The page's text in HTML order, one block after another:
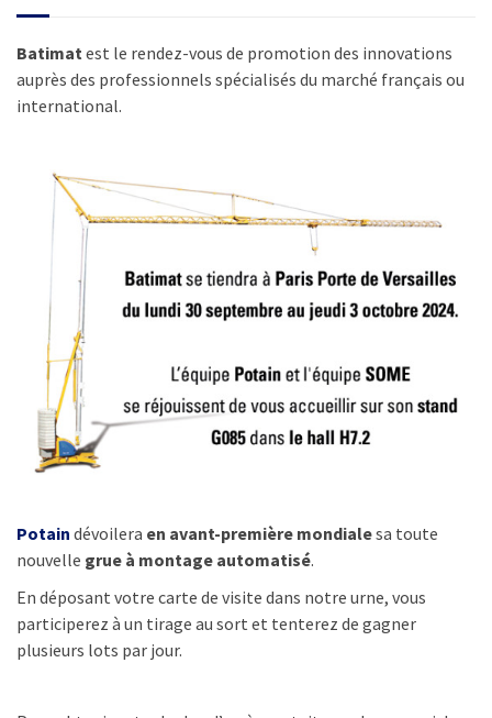
Batimatest le rendez-vous de promotion des innovations
auprès des professionnels spécialisés du marché français ou
international.
Potain dévoilera en avant-première mondialesa toute
nouvelle grue à montage automatisé.
En déposant votre carte de visite dans notre urne, vous
participerez à un tirage au sort et tenterez de gagner
plusieurs lots par jour.